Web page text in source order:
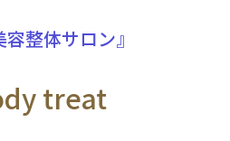
整体サロン』
treat